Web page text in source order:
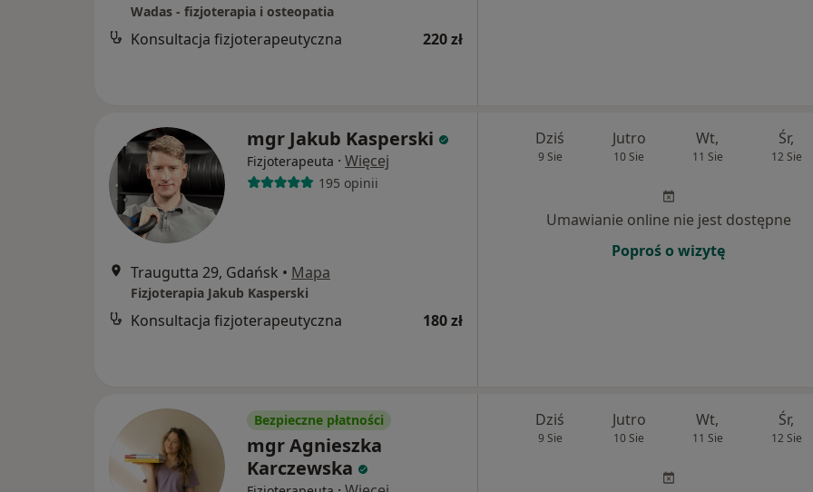
Wadas - fizjoterapia i osteopatia
Konsultacja fizjoterapeutyczna 220 zł
mgr Jakub Kasperski
Fizjoterapeuta · Więcej
195 opinii
Traugutta 29, Gdańsk • Mapa
Fizjoterapia Jakub Kasperski
Konsultacja fizjoterapeutyczna 180 zł
Dziś
9 Sie
Jutro
10 Sie
Wt,
11 Sie
Śr,
12 Sie
Umawianie online nie jest dostępne
Poproś o wizytę
Bezpieczne płatności
mgr Agnieszka
Karczewska
Dziś
9 Sie
Jutro
10 Sie
Wt,
11 Sie
Śr,
12 Sie